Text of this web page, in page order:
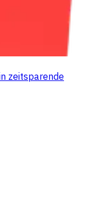
zeitsparende